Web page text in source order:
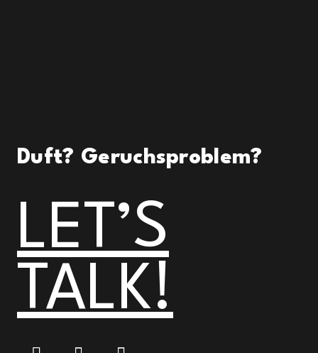
Duft? Geruchsproblem?
LET’S
TALK!